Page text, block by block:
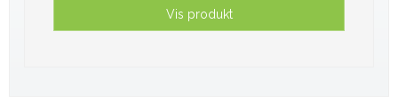
Vis produkt